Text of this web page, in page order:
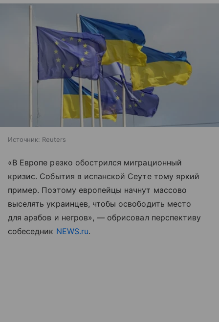
Источник: Reuters
«В Европе резко обострился миграционный
кризис. События в испанской Сеуте тому яркий
пример. Поэтому европейцы начнут массово
выселять украинцев, чтобы освободить место
для арабов и негров», — обрисовал перспективу
собеседник NEWS.ru.